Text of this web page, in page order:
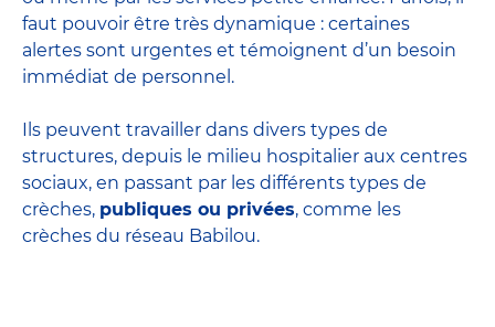
faut pouvoir être très dynamique : certaines
alertes sont urgentes et témoignent d’un besoin
immédiat de personnel.
Ils peuvent travailler dans divers types de
structures, depuis le milieu hospitalier aux centres
sociaux, en passant par les différents types de
crèches, publiques ou privées, comme les
crèches du réseau Babilou.